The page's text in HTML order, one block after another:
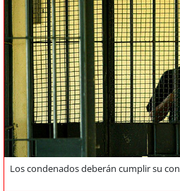
Tecnología
Sostenibilidad
soychile
arica
soyiquique
Los condenados deberán cumplir su